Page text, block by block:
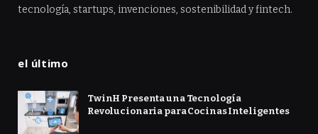
tecnología, startups, invenciones, sostenibilidad y fintech.
el último
TwinH Presenta una Tecnología
Revolucionaria para Cocinas Inteligentes